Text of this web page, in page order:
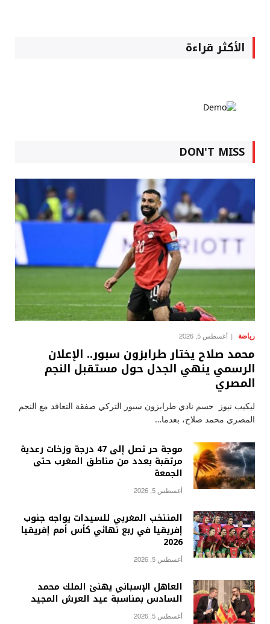
الأكثر قراءة
DON'T MISS
رياضة أغسطس 5, 2026
محمد صلاح يختار طرابزون سبور.. الإعلان
الرسمي ينهي الجدل حول مستقبل النجم
المصري
ليكيب نيوز حسم نادي طرابزون سبور التركي صفقة التعاقد مع النجم
المصري محمد صلاح، بعدما…
موجة حر تصل إلى 47 درجة وزخات رعدية
مرتقبة بعدد من مناطق المغرب حتى
الجمعة
أغسطس 5, 2026
المنتخب المغربي للسيدات يواجه جنوب
إفريقيا في ربع نهائي كأس أمم إفريقيا
2026
أغسطس 5, 2026
العاهل الإسباني يهنئ الملك محمد
السادس بمناسبة عيد العرش المجيد
أغسطس 5, 2026